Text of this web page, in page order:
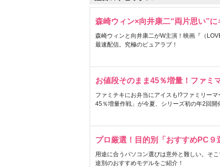
森崎ウィン×向井康二“両片思い”
森崎ウィンと向井康二がW主演！映画『（
最速配信。究極のピュアラブ！
お値段そのまま45％増量！ファミ
ファミチキにお弁当にアイスも!?ファミリー
45％増量作戦」が今夏、シリーズ初の年2回開
プロ厳選！目的別「おすすめPC９
用途に合うパソコン選びは意外と難しい。そ
途別のおすすめモデルをご紹介！